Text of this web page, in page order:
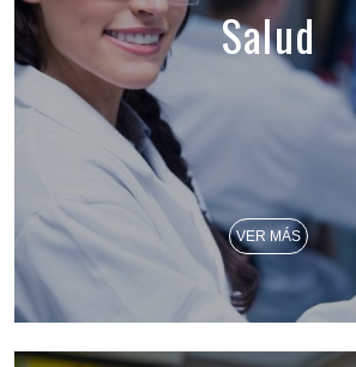
Salud
VER MÁS